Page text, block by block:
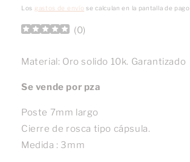
habitual
Los gastos de envío se calculan en la pantalla de pago.
(0)
Material: Oro solido 10k. Garantizado
Se vende por pza
Poste 7mm largo
Cierre de rosca tipo cápsula.
Medida : 3mm